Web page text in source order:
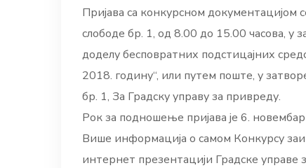
Пријава са конкурсном документацијом
слободе бр. 1, од 8.00 до 15.00 часова, у
доделу бесповратних подстицајних
2018. годину“, или путем поште, у
бр. 1, За Градску управу за привреду.
Рок за подношење пријава је 6.
Више информација о самом Конкурсу
интернет презентацији Градске